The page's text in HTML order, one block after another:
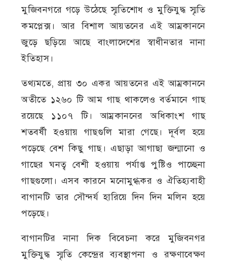
মুজিবনগরে গড়ে উঠেছে স্মৃতিশোধ ও মুক্তিযুদ্ধ স্মৃতি
কমপ্লেক্স। আর বিশাল আয়তনের এই আম্রকাননে
জুড়ে ছড়িয়ে আছে বাংলাদেশের স্বাধীনতার নানা
ইতিহাস।
তথ্যমতে, প্রায় ৩০ একর আয়তনের এই আম্রকাননে
অতীতে ১২৬০ টি আম গাছ থাকলেও বর্তমানে গাছ
রয়েছে ১১০৭ টি। আম্রকাননের অধিকাংশ গাছ
শতবর্ষী হওয়ায় গাছগুলি মারা গেছে। দূর্বল হয়ে
পড়েছে বেশ কিছু গাছ। এছাড়া আগাছা জন্মানো ও
গাছের ঘনত্ব বেশী হওয়ায় পর্যাপ্ত পুষ্টিও পাচ্ছেনা
গাছগুলো। এসব কারনে মনোমুগ্ধকর ও ঐতিহ্যবাহী
বাগানটি তার সৌন্দর্য হারিয়ে দিন দিন মলিন হয়ে
পড়েছে।
বাগানটির নানা দিক বিবেচনা করে মুজিবনগর
মুক্তিযুদ্ধ স্মৃতি কেন্দ্রের ব্যবস্থাপনা ও রক্ষণাবেক্ষণ